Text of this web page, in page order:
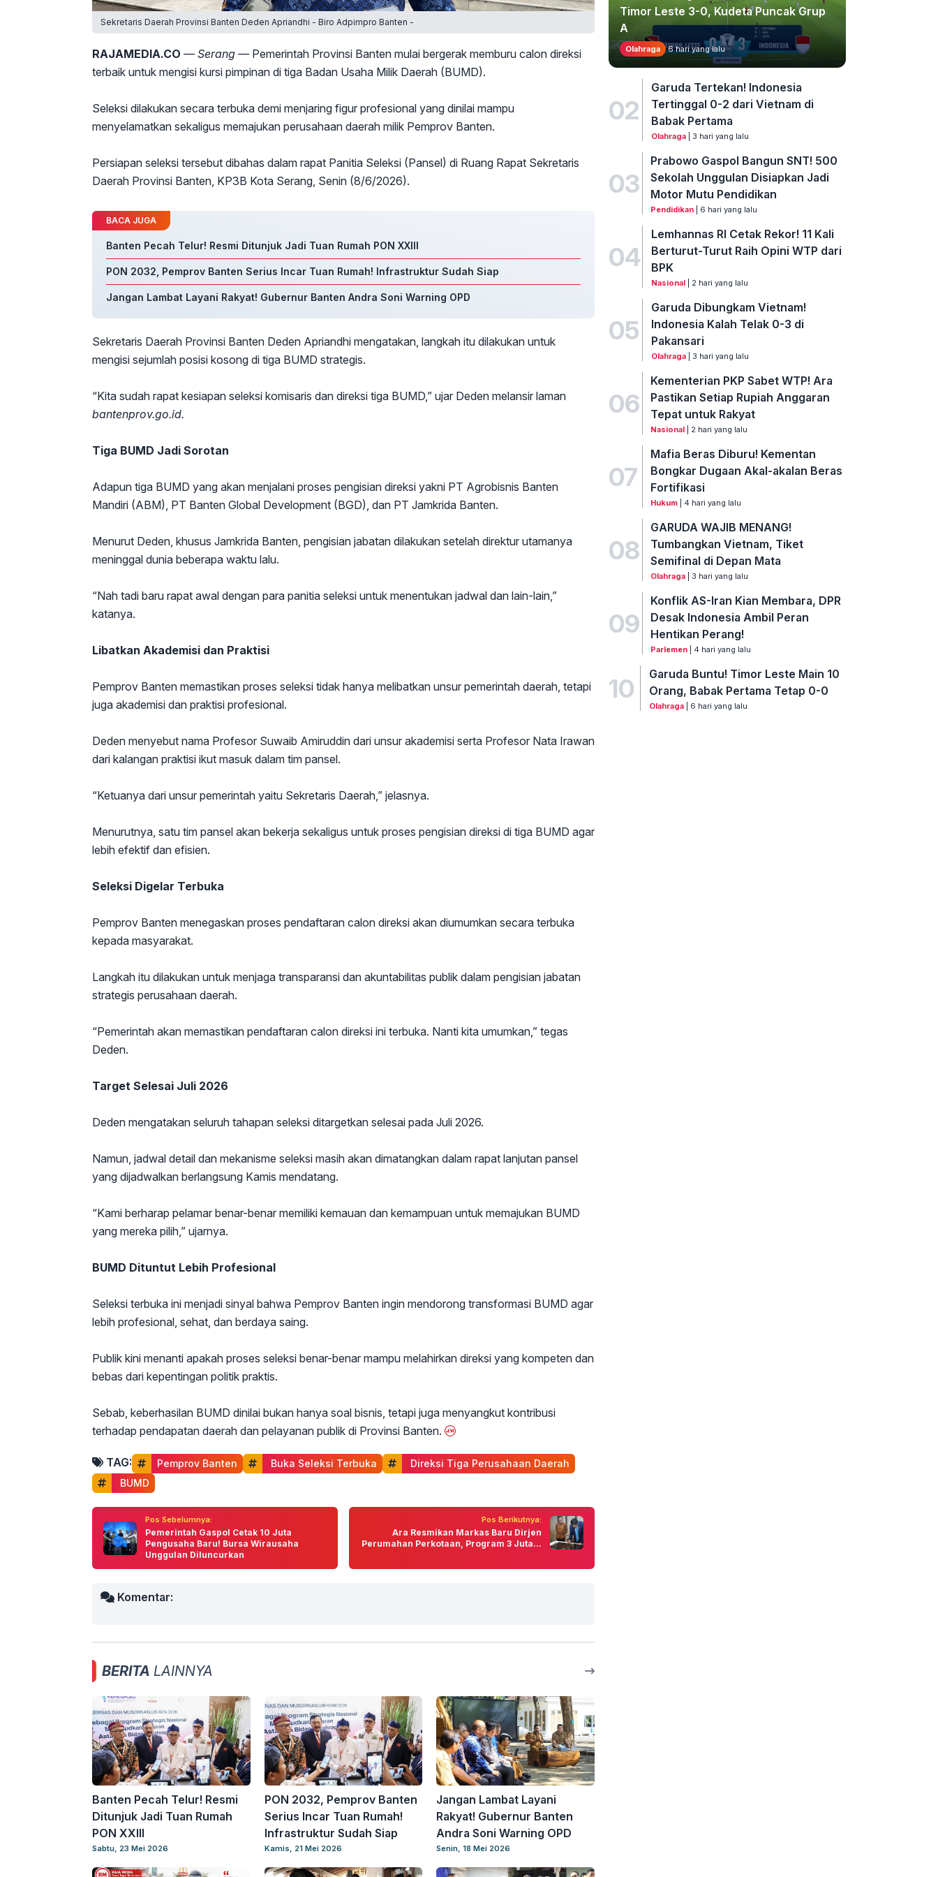
Sekretaris Daerah Provinsi Banten Deden Apriandhi - Biro Adpimpro Banten -
RAJAMEDIA.CO — Serang —Pemerintah Provinsi Banten mulai bergerak memburu calon direksi
terbaik untuk mengisi kursi pimpinan di tiga Badan Usaha Milik Daerah (BUMD).
Seleksi dilakukan secara terbuka demi menjaring figur profesional yang dinilai mampu
menyelamatkan sekaligus memajukan perusahaan daerah milik Pemprov Banten.
Persiapan seleksi tersebut dibahas dalam rapat Panitia Seleksi (Pansel) di Ruang Rapat Sekretaris
Daerah Provinsi Banten, KP3B Kota Serang, Senin (8/6/2026).
BACA JUGA
Banten Pecah Telur! Resmi Ditunjuk Jadi Tuan Rumah PON XXIII
PON 2032, Pemprov Banten Serius Incar Tuan Rumah! Infrastruktur Sudah Siap
Jangan Lambat Layani Rakyat! Gubernur Banten Andra Soni Warning OPD
Sekretaris Daerah Provinsi Banten Deden Apriandhi mengatakan, langkah itu dilakukan untuk
mengisi sejumlah posisi kosong di tiga BUMD strategis.
“Kita sudah rapat kesiapan seleksi komisaris dan direksi tiga BUMD,” ujar Deden melansir laman
bantenprov.go.id.
Tiga BUMD Jadi Sorotan
Adapun tiga BUMD yang akan menjalani proses pengisian direksi yakni PT Agrobisnis Banten
Mandiri (ABM), PT Banten Global Development (BGD), dan PT Jamkrida Banten.
Menurut Deden, khusus Jamkrida Banten, pengisian jabatan dilakukan setelah direktur utamanya
meninggal dunia beberapa waktu lalu.
“Nah tadi baru rapat awal dengan para panitia seleksi untuk menentukan jadwal dan lain-lain,”
katanya.
Libatkan Akademisi dan Praktisi
Pemprov Banten memastikan proses seleksi tidak hanya melibatkan unsur pemerintah daerah, tetapi
juga akademisi dan praktisi profesional.
Deden menyebut nama Profesor Suwaib Amiruddin dari unsur akademisi serta Profesor Nata Irawan
dari kalangan praktisi ikut masuk dalam tim pansel.
“Ketuanya dari unsur pemerintah yaitu Sekretaris Daerah,” jelasnya.
Menurutnya, satu tim pansel akan bekerja sekaligus untuk proses pengisian direksi di tiga BUMD agar
lebih efektif dan efisien.
Seleksi Digelar Terbuka
Pemprov Banten menegaskan proses pendaftaran calon direksi akan diumumkan secara terbuka
kepada masyarakat.
Langkah itu dilakukan untuk menjaga transparansi dan akuntabilitas publik dalam pengisian jabatan
strategis perusahaan daerah.
“Pemerintah akan memastikan pendaftaran calon direksi ini terbuka. Nanti kita umumkan,” tegas
Deden.
Target Selesai Juli 2026
Deden mengatakan seluruh tahapan seleksi ditargetkan selesai pada Juli 2026.
Namun, jadwal detail dan mekanisme seleksi masih akan dimatangkan dalam rapat lanjutan pansel
yang dijadwalkan berlangsung Kamis mendatang.
“Kami berharap pelamar benar-benar memiliki kemauan dan kemampuan untuk memajukan BUMD
yang mereka pilih,” ujarnya.
BUMD Dituntut Lebih Profesional
Seleksi terbuka ini menjadi sinyal bahwa Pemprov Banten ingin mendorong transformasi BUMD agar
lebih profesional, sehat, dan berdaya saing.
Publik kini menanti apakah proses seleksi benar-benar mampu melahirkan direksi yang kompeten dan
bebas dari kepentingan politik praktis.
Sebab, keberhasilan BUMD dinilai bukan hanya soal bisnis, tetapi juga menyangkut kontribusi
terhadap pendapatan daerah dan pelayanan publik di Provinsi Banten.
TAG: Pemprov Banten Buka Seleksi Terbuka
Direksi Tiga Perusahaan Daerah
BUMD
Pos Sebelumnya:
Pemerintah Gaspol Cetak 10 Juta
Pengusaha Baru! Bursa Wirausaha
Unggulan Diluncurkan
Pos Berikutnya:
Ara Resmikan Markas Baru Dirjen
Perumahan Perkotaan, Program 3 Juta...
Komentar:
BERITA LAINNYA
Banten Pecah Telur! Resmi
Ditunjuk Jadi Tuan Rumah
PON XXIII
Sabtu, 23 Mei 2026
PON 2032, Pemprov Banten
Serius Incar Tuan Rumah!
Infrastruktur Sudah Siap
Kamis, 21 Mei 2026
Jangan Lambat Layani
Rakyat! Gubernur Banten
Andra Soni Warning OPD
Senin, 18 Mei 2026
Timor Leste 3-0, Kudeta Puncak Grup
A
Olahraga 6 hari yang lalu
02
Garuda Tertekan! Indonesia
Tertinggal 0-2 dari Vietnam di
Babak Pertama
Olahraga| 3 hari yang lalu
03
Prabowo Gaspol Bangun SNT! 500
Sekolah Unggulan Disiapkan Jadi
Motor Mutu Pendidikan
Pendidikan | 6 hari yang lalu
04
Lemhannas RI Cetak Rekor! 11 Kali
Berturut-Turut Raih Opini WTP dari
BPK
Nasional| 2 hari yang lalu
05
Garuda Dibungkam Vietnam!
Indonesia Kalah Telak 0-3 di
Pakansari
Olahraga| 3 hari yang lalu
06
Kementerian PKP Sabet WTP! Ara
Pastikan Setiap Rupiah Anggaran
Tepat untuk Rakyat
Nasional | 2 hari yang lalu
07
Mafia Beras Diburu! Kementan
Bongkar Dugaan Akal-akalan Beras
Fortifikasi
Hukum | 4 hari yang lalu
08
GARUDA WAJIB MENANG!
Tumbangkan Vietnam, Tiket
Semifinal di Depan Mata
Olahraga | 3 hari yang lalu
09
Konflik AS-Iran Kian Membara, DPR
Desak Indonesia Ambil Peran
Hentikan Perang!
Parlemen | 4 hari yang lalu
10
Garuda Buntu! Timor Leste Main 10
Orang, Babak Pertama Tetap 0-0
Olahraga| 6 hari yang lalu